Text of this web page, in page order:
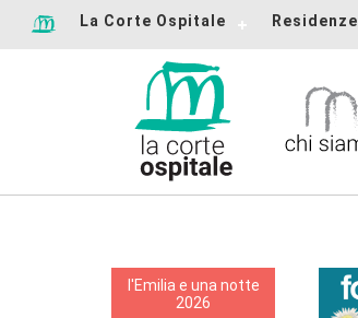
La Corte Ospitale Residenze
l'Emilia e una notte
2026